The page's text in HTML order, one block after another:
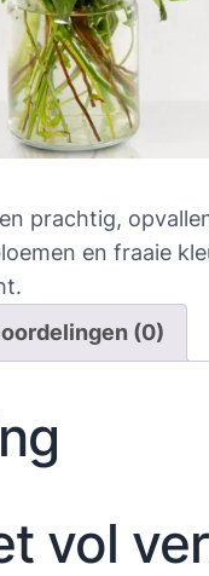
prachtig,
en fraaie
(0)
vol